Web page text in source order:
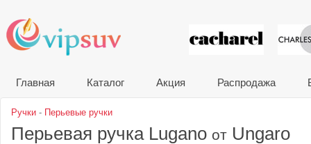
VIP
Главная Каталог Акция Распродажа
Ручки - Перьевые ручки
Перьевая ручка Lugano от Ungaro